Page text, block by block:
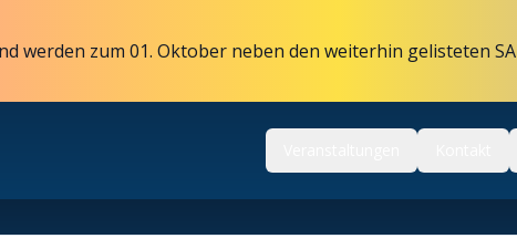
werden zum 01. Oktober neben den weiterhin gelisteten